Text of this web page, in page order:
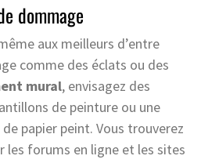
dommage
aux meilleurs d’entre
comme des éclats ou des
mural, envisagez des
de peinture ou une
papier peint. Vous trouverez
les forums en ligne et les sites